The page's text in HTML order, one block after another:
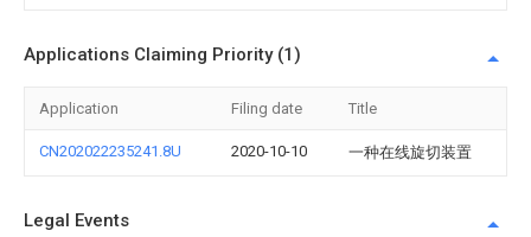
Applications Claiming Priority (1)
Application Filing date Title
CN202022235241.8U 2020-10-10 一种在线旋切装置
Legal Events